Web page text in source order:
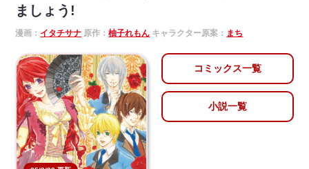
ましょう!
漫画： イタチサナ 原作：柚子れもん キャラクター原案： まち
コミックス一覧
小説一覧